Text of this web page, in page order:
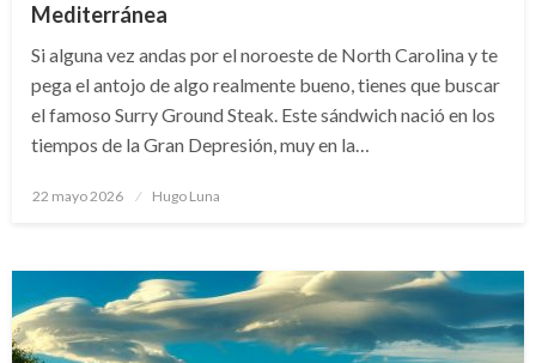
Mediterránea
Si alguna vez andas por el noroeste de North Carolina y te
pega el antojo de algo realmente bueno, tienes que buscar
el famoso Surry Ground Steak. Este sándwich nació en los
tiempos de la Gran Depresión, muy en la…
Publicado
22 mayo 2026 Hugo Luna